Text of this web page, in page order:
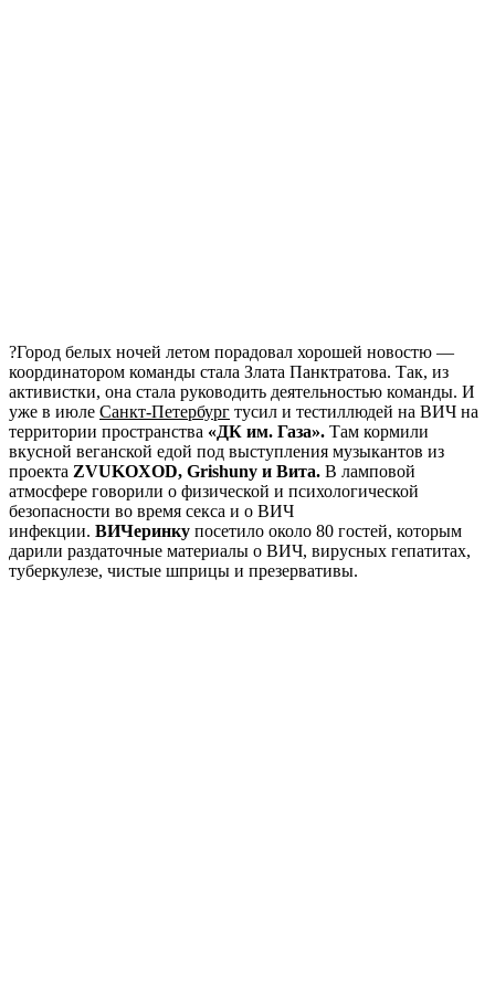
?Город белых ночей летом порадовал хорошей новостю —
координатором команды стала Злата Панктратова. Так, из
активистки, она стала руководить деятельностью команды. И
уже в июле Санкт-Петербург тусил и тестиллюдей на ВИЧ на
территории пространства «ДК им. Газа». Там кормили
вкусной веганской едой под выступления музыкантов из
проекта ZVUKOXOD, Grishuny и Вита. В ламповой
атмосфере говорили о физической и психологической
безопасности во время секса и о ВИЧ
инфекции. ВИЧеринку посетило около 80 гостей, которым
дарили раздаточные материалы о ВИЧ, вирусных гепатитах,
туберкулезе, чистые шприцы и презервативы.